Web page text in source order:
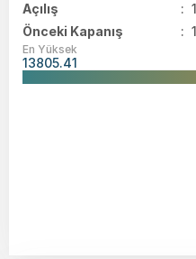
Açılış
:
Önceki Kapanış
:
En Yüksek
13805.41